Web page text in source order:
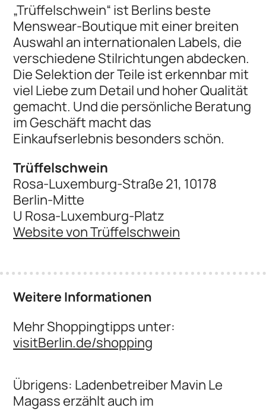
„Trüffelschwein“ ist Berlins beste
Menswear-Boutique mit einer breiten
Auswahl an internationalen Labels, die
verschiedene Stilrichtungen abdecken.
Die Selektion der Teile ist erkennbar mit
viel Liebe zum Detail und hoher Qualität
gemacht. Und die persönliche Beratung
im Geschäft macht das
Einkaufserlebnis besonders schön.
Trüffelschwein
Rosa-Luxemburg-Straße 21, 10178
Berlin-Mitte
U Rosa-Luxemburg-Platz
Website von Trüffelschwein
Weitere Informationen
Mehr Shoppingtipps unter:
visitBerlin.de/shopping
Übrigens: Ladenbetreiber Mavin Le
Magass erzählt auch im